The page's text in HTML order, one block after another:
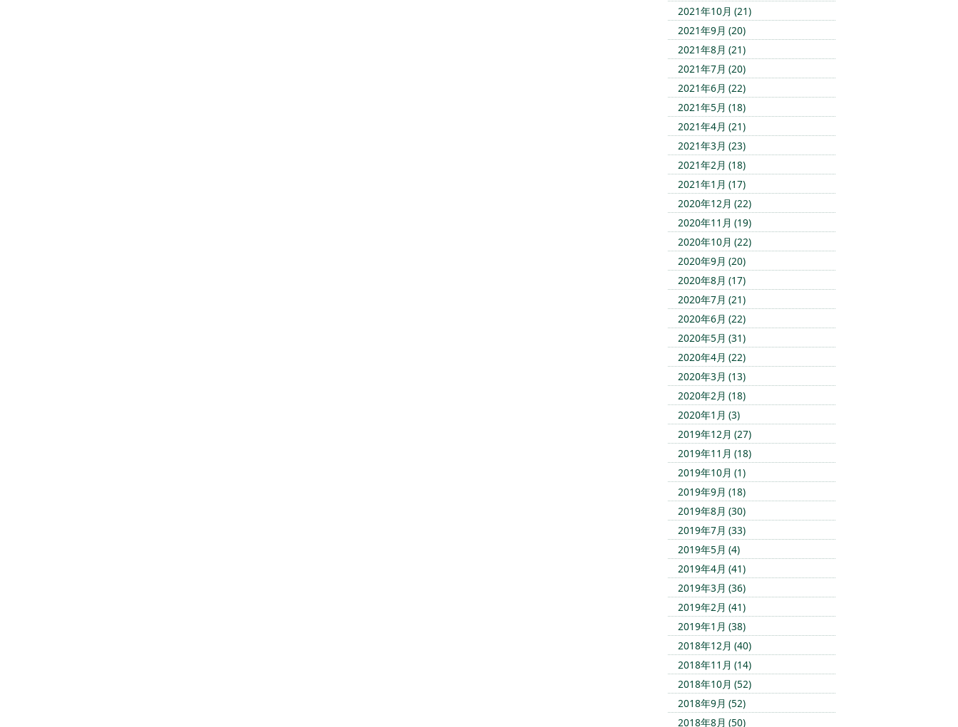
2021年10月 (21)
2021年9月 (20)
2021年8月 (21)
2021年7月 (20)
2021年6月 (22)
2021年5月 (18)
2021年4月 (21)
2021年3月 (23)
2021年2月 (18)
2021年1月 (17)
2020年12月 (22)
2020年11月 (19)
2020年10月 (22)
2020年9月 (20)
2020年8月 (17)
2020年7月 (21)
2020年6月 (22)
2020年5月 (31)
2020年4月 (22)
2020年3月 (13)
2020年2月 (18)
2020年1月 (3)
2019年12月 (27)
2019年11月 (18)
2019年10月 (1)
2019年9月 (18)
2019年8月 (30)
2019年7月 (33)
2019年5月 (4)
2019年4月 (41)
2019年3月 (36)
2019年2月 (41)
2019年1月 (38)
2018年12月 (40)
2018年11月 (14)
2018年10月 (52)
2018年9月 (52)
2018年8月 (50)